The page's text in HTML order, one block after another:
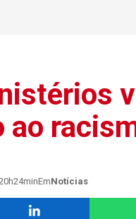
ao
EmNotícias